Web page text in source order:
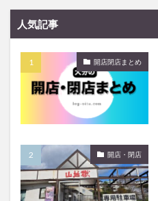
人気記事
開店閉店まとめ
開店・閉店